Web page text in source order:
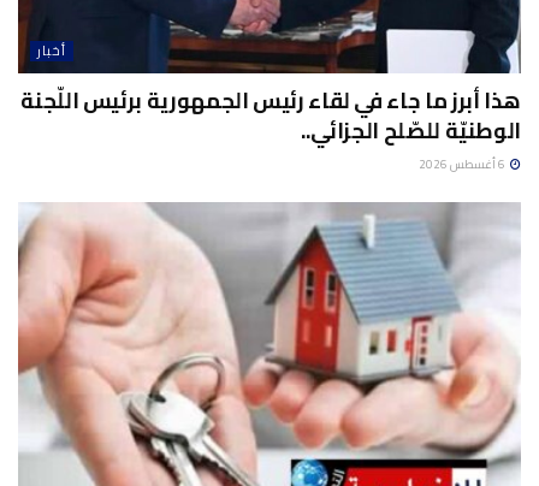
أخبار
هذا أبرز ما جاء في لقاء رئيس الجمهورية برئيس اللّجنة
الوطنيّة للصّلح الجزائي..